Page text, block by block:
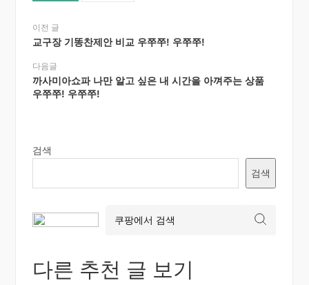
이전 글
교구장 기똥찬제안 비교 우쭈쭈! 우쭈쭈!
다음글
까사미아쇼파 나만 알고 싶은 내 시간을 아껴주는 상품
우쭈쭈! 우쭈쭈!
검색
검색
다른 추천 글 보기